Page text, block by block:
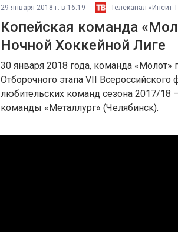
29 января 2018 г. в 16:19 Телеканал «Инсит-
Копейская команда
Ночной Хоккейной Лиге
30 января 2018 года, команда
Отборочного этапа VII
любительских команд сезона 2017/18
команды «Металлург» (Челябинск).